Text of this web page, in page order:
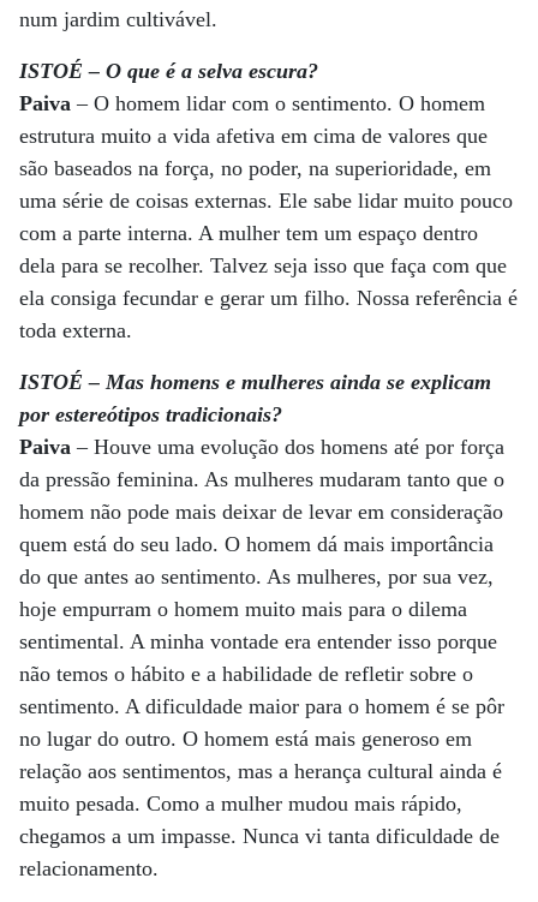
num jardim cultivável.
ISTOÉ – O que é a selva escura?
Paiva– O homem lidar com o sentimento. O homem
estrutura muito a vida afetiva em cima de valores que
são baseados na força, no poder, na superioridade, em
uma série de coisas externas. Ele sabe lidar muito pouco
com a parte interna. A mulher tem um espaço dentro
dela para se recolher. Talvez seja isso que faça com que
ela consiga fecundar e gerar um filho. Nossa referência é
toda externa.
ISTOÉ – Mas homens e mulheres ainda se explicam
por estereótipos tradicionais?
Paiva – Houve uma evolução dos homens até por força
da pressão feminina. As mulheres mudaram tanto que o
homem não pode mais deixar de levar em consideração
quem está do seu lado. O homem dá mais importância
do que antes ao sentimento. As mulheres, por sua vez,
hoje empurram o homem muito mais para o dilema
sentimental. A minha vontade era entender isso porque
não temos o hábito e a habilidade de refletir sobre o
sentimento. A dificuldade maior para o homem é se pôr
no lugar do outro. O homem está mais generoso em
relação aos sentimentos, mas a herança cultural ainda é
muito pesada. Como a mulher mudou mais rápido,
chegamos a um impasse. Nunca vi tanta dificuldade de
relacionamento.